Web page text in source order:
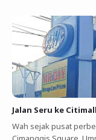
Jalan Seru ke
Wah sejak pusat